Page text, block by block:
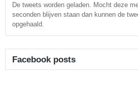
De tweets worden geladen. Mocht deze
seconden blijven staan dan kunnen de
opgehaald.
Facebook posts